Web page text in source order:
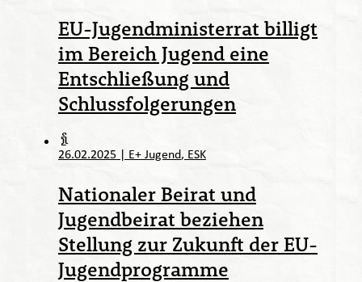
EU-Jugendministerrat billigt
im Bereich Jugend eine
Entschließung und
Schlussfolgerungen
26.02.2025 | E+ Jugend ESK
Nationaler Beirat und
Jugendbeirat beziehen
Stellung zur Zukunft der EU-
Jugendprogramme